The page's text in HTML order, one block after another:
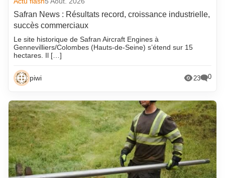
Safran News : Résultats record, croissance industrielle,
succès commerciaux
Le site historique de Safran Aircraft Engines à
Gennevilliers/Colombes (Hauts-de-Seine) s’étend sur 15
hectares. Il […]
piwi 23 0